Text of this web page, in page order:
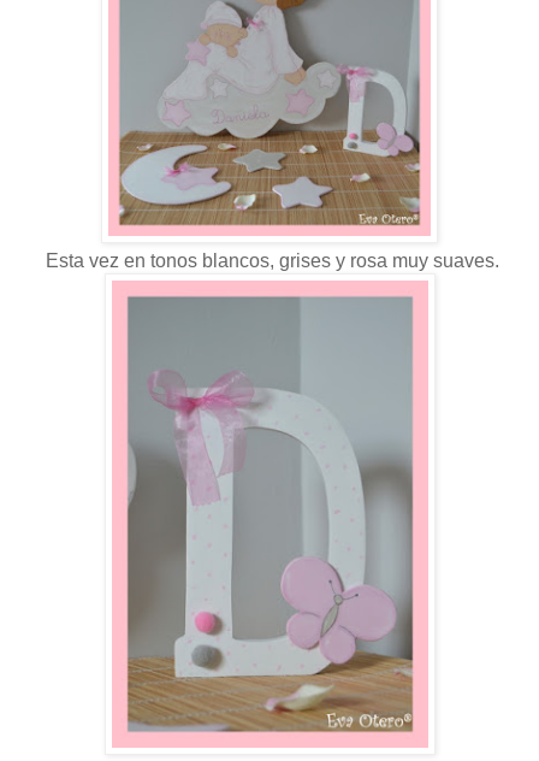
Esta vez en tonos blancos, grises y rosa muy suaves.